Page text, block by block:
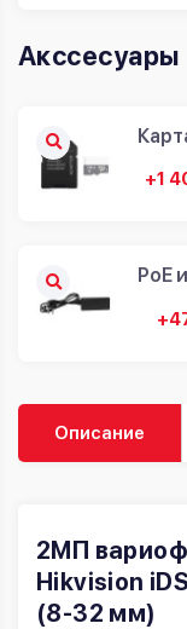
Акссесуары
+1
PoE
Описание
2МП
Hikvision
(8-32 мм)